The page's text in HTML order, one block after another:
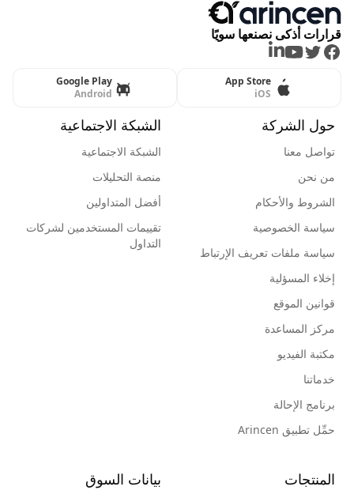
قرارات أذكى نصنعها سويًا
Facebook
Twitter
Youtube
LinkedIn
App Store
iOS
Google Play
Android
حول الشركة
تواصل معنا
من نحن
الشروط والأحكام
سياسة الخصوصية
سياسة ملفات تعريف الإرتباط
إخلاء المسؤلية
قوانين الموقع
مركز المساعدة
مكتبة الفيديو
خدماتنا
برنامج الإحالة
حمِّل تطبيق Arincen
الشبكة الاجتماعية
الشبكة الاجتماعية
منصة التحليلات
أفضل المتداولين
تقييمات المستخدمين لشركات
التداول
المنتجات بيانات السوق